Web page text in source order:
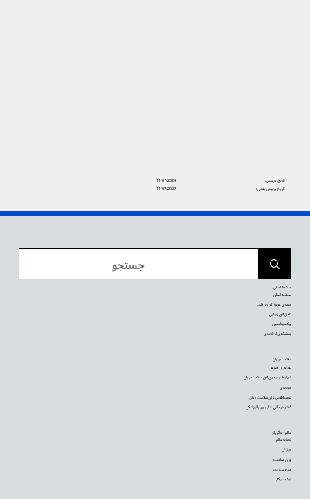
11/07/2024
تاریخ بازبینی:
11/07/2027
تاریخ بازبینی بعدی:
سالم زندگی کن
تغذیه سالم
ورزش
وزن مناسب
مدیریت درد
ترک سیگار
سلامت روان
علائم و رفتارها
شرایط و بیماری‌های سلامت روان
خودیاری
توصیه‌‌هایی برای سلامت روان
گفتار درمانی، دارو و روانپزشکی
صفحه اصلی
صفحه اصلی
بیماری عروق کرونر قلب
عمل‌های زیبایی
واکسیناسیون
پیشگیری از بارداری